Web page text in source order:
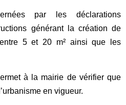
par les déclarations
générant la création de
5 et 20 m² ainsi que les
à la mairie de vérifier que
en vigueur.